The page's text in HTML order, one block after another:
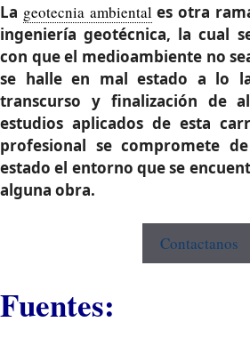
La geotecnia ambiental es otra
ingeniería geotécnica, la cual
con que el medioambiente no
se halle en mal estado a lo
transcurso y finalización de
estudios aplicados de esta
profesional se compromete
estado el entorno que se
alguna obra.
Contactanos
Fuentes: